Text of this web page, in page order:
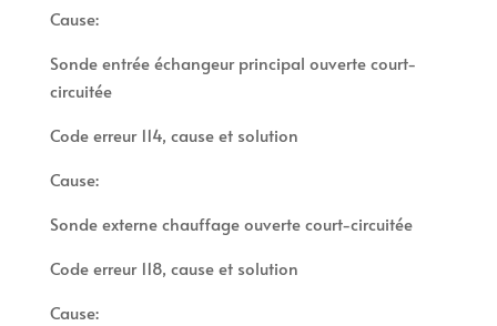
Cause:
Sonde entrée échangeur principal ouverte court-
circuitée
Code erreur 114, cause et solution
Cause:
Sonde externe chauffage ouverte court-circuitée
Code erreur 118, cause et solution
Cause: